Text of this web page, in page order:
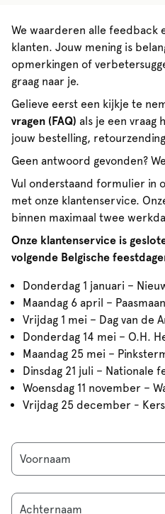
We waarderen alle feedback
klanten. Jouw mening is
opmerkingen of
graag naar je.
Gelieve eerst een kijkje te
vragen (FAQ) als je een vraag
jouw bestelling,
Geen antwoord gevonden?
Vul onderstaand formulier in
met onze klantenservice.
binnen maximaal twee
Onze klantenservice is
volgende Belgische
Donderdag 1 januari –
Maandag 6 april –
Vrijdag 1 mei – Dag van de
Donderdag 14 mei – O.H.
Maandag 25 mei –
Dinsdag 21 juli – Nationale
Woensdag 11 november –
Vrijdag 25 december -
Voornaam
Achternaam